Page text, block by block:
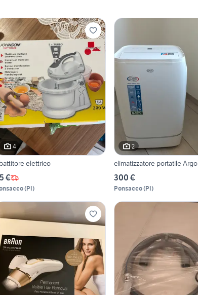
4
elettrico
€
(PI)
2
climatizzatore portatile Argo
300 €
Ponsacco(PI)